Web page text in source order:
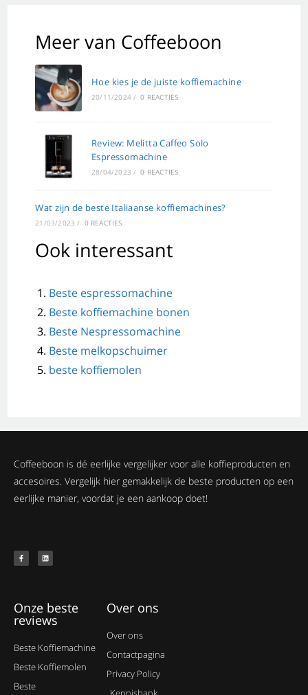
Meer van Coffeeboon
Hoe kies je de juiste koffiemachine
20/11/2024 / 0 REACTIES
Review: Melitta Caffeo Solo
Espressomachine
28/04/2023 / 0 REACTIES
Wat zijn de beste Italiaanse koffiemachines?
21/03/2023 / 0 REACTIES
Ook interessant
Beste espressomachine
Beste koffiemachine bonen
Beste Nespressomachine
Beste melkopschuimer
beste koffiemolen
Coffeeboon is dé eerlijke vergelijker voor alle koffieproducten en
accesoires. Vergelijk hier gemakkelijk de beste producten op een
eerlijke manier, voordat je een aankoop doet!
Onze beste
reviews
Beste Koffiemachine
Beste Koffiemolen
Beste
Over ons
Over ons
Contactpagina
Privacy Policy